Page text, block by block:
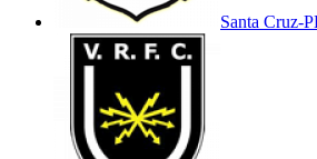
Santa Cruz-